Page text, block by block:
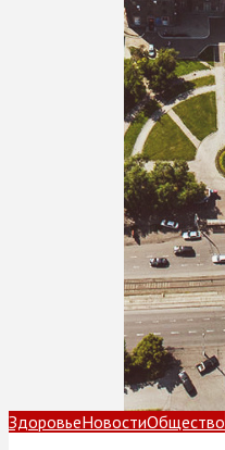
ЗдоровьеНовостиОбщество